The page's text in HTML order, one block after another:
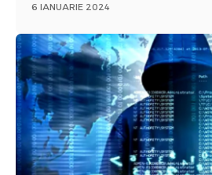
6 IANUARIE 2024